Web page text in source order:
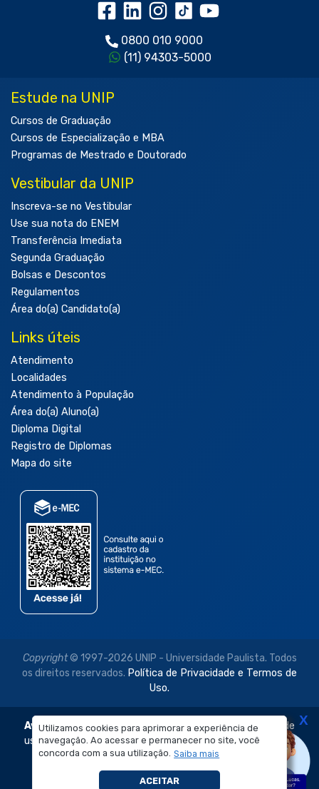
Utilizamos cookies para aprimorar a experiência de
navegação. Ao acessar e permanecer no site, você
concorda com a sua utilização. Saiba mais
ACEITAR
0800 010 9000
(11) 94303-5000
Estude na UNIP
Cursos de Graduação
Cursos de Especialização e MBA
Programas de Mestrado e Doutorado
Vestibular da UNIP
Inscreva-se no Vestibular
Use sua nota do ENEM
Transferência Imediata
Segunda Graduação
Bolsas e Descontos
Regulamentos
Área do(a) Candidato(a)
Links úteis
Atendimento
Localidades
Atendimento à População
Área do(a) Aluno(a)
Diploma Digital
Registro de Diplomas
Mapa do site
Copyright© 1997-2026 UNIP - Universidade Paulista. Todos
os direitos reservados. Política de Privacidade e Termos de
Uso.
Aviso Legal: As imagens disponibilizadas neste site são de
uso exclusivo institucional do Sistema de Ensino Objetivo e
da Universidade Paulista – UNIP.
É proibida a reprodução, utilização, edição ou
compartilhamento sem autorização prévia e expressa.
X